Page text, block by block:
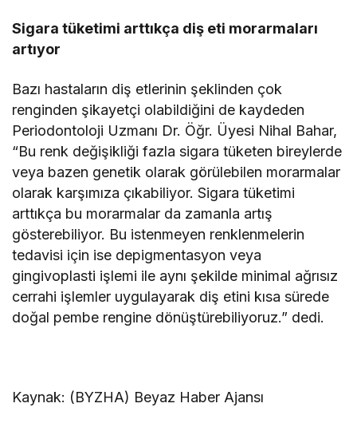
Sigara tüketimi arttıkça diş eti morarmaları
artıyor
Bazı hastaların diş etlerinin şeklinden çok
renginden şikayetçi olabildiğini de kaydeden
Periodontoloji Uzmanı Dr. Öğr. Üyesi Nihal Bahar,
“Bu renk değişikliği fazla sigara tüketen bireylerde
veya bazen genetik olarak görülebilen morarmalar
olarak karşımıza çıkabiliyor. Sigara tüketimi
arttıkça bu morarmalar da zamanla artış
gösterebiliyor. Bu istenmeyen renklenmelerin
tedavisi için ise depigmentasyon veya
gingivoplasti işlemi ile aynı şekilde minimal ağrısız
cerrahi işlemler uygulayarak diş etini kısa sürede
doğal pembe rengine dönüştürebiliyoruz.” dedi.
Kaynak: (BYZHA) Beyaz Haber Ajansı